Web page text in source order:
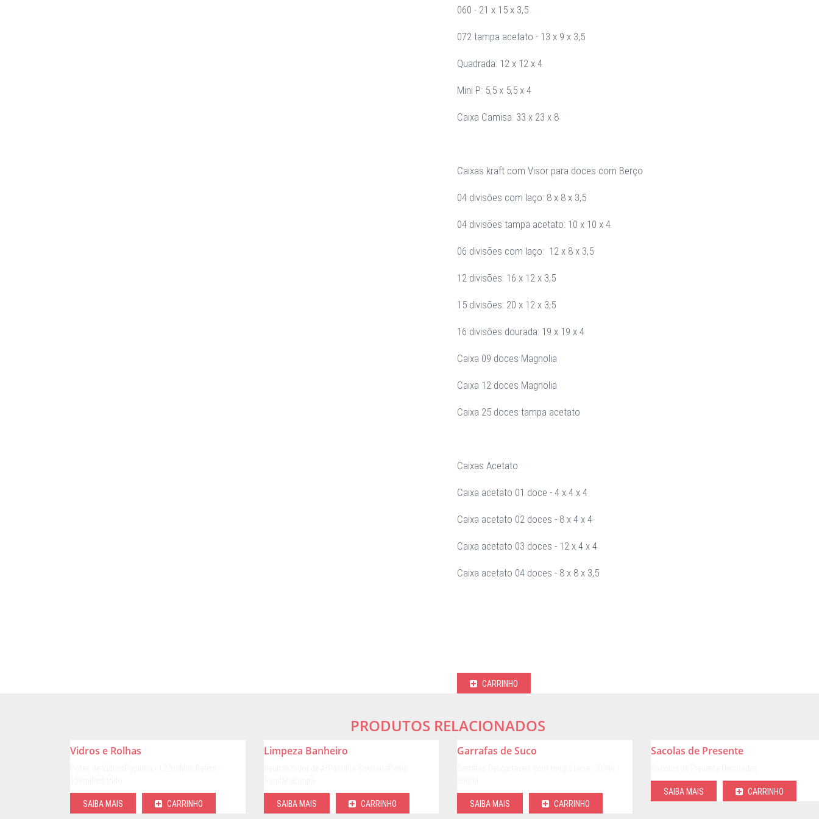
060 - 21 x 15 x 3,5
072 tampa acetato - 13 x 9 x 3,5
Quadrada: 12 x 12 x 4
Mini P: 5,5 x 5,5 x 4
Caixa Camisa: 33 x 23 x 8
Caixas kraft com Visor para doces com Berço
04 divisões com laço: 8 x 8 x 3,5
04 divisões tampa acetato: 10 x 10 x 4
06 divisões com laço: 12 x 8 x 3,5
12 divisões: 16 x 12 x 3,5
15 divisões: 20 x 12 x 3,5
16 divisões dourada: 19 x 19 x 4
Caixa 09 doces Magnolia
Caixa 12 doces Magnolia
Caixa 25 doces tampa acetato
Caixas Acetato
Caixa acetato 01 doce - 4 x 4 x 4
Caixa acetato 02 doces - 8 x 4 x 4
Caixa acetato 03 doces - 12 x 4 x 4
Caixa acetato 04 doces - 8 x 8 x 3,5
CARRINHO
PRODUTOS RELACIONADOS
Vidros e Rolhas
SAIBA MAIS CARRINHO
Limpeza Banheiro
SAIBA MAIS CARRINHO
Garrafas de Suco
SAIBA MAIS CARRINHO
Sacolas de Presente
SAIBA MAIS CARRINHO